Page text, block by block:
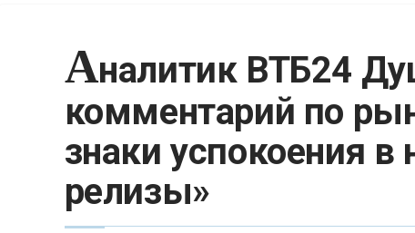
Аналитик ВТБ24
комментарий по
знаки успокоения в
релизы»